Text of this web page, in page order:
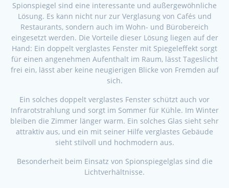
Spionspiegel sind eine interessante und außergewöhnliche
Lösung. Es kann nicht nur zur Verglasung von Cafés und
Restaurants, sondern auch im Wohn- und Bürobereich
eingesetzt werden. Die Vorteile dieser Lösung liegen auf der
Hand: Ein doppelt verglastes Fenster mit Spiegeleffekt sorgt
für einen angenehmen Aufenthalt im Raum, lässt Tageslicht
frei ein, lässt aber keine neugierigen Blicke von Fremden auf
sich.
Ein solches doppelt verglastes Fenster schützt auch vor
Infrarotstrahlung und sorgt im Sommer für Kühle. Im Winter
bleiben die Zimmer länger warm. Ein solches Glas sieht sehr
attraktiv aus, und ein mit seiner Hilfe verglastes Gebäude
sieht stilvoll und hochmodern aus.
Besonderheit beim Einsatz von Spionspiegelglas sind die
Lichtverhältnisse.